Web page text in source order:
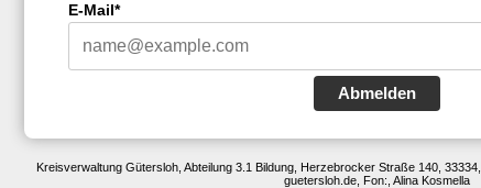
E-Mail*
Abmelden
Kreisverwaltung Gütersloh, Abteilung 3.1 Bildung, Herzebrocker Straße 140,
guetersloh.de, Fon:, Alina Kosmella